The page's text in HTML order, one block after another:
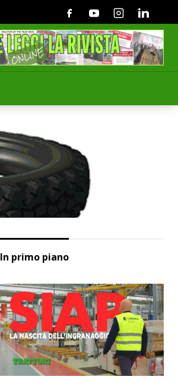
FacebookYoutubeInstagramLinkedin
In primo piano